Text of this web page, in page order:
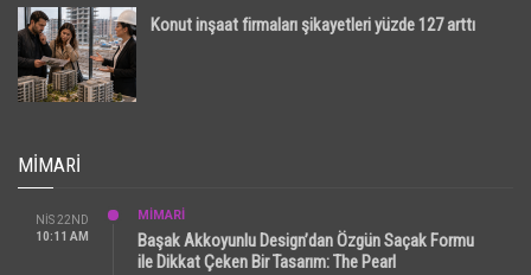
Konut inşaat firmaları şikayetleri yüzde 127 arttı
MIMARI
NIS 22ND
10:11 AM
MİMARİ
Başak Akkoyunlu Design’dan Özgün Saçak Formu
ile Dikkat Çeken Bir Tasarım: The Pearl